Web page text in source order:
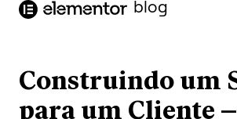
conteúdo
blog
Construindo um
para um Cliente